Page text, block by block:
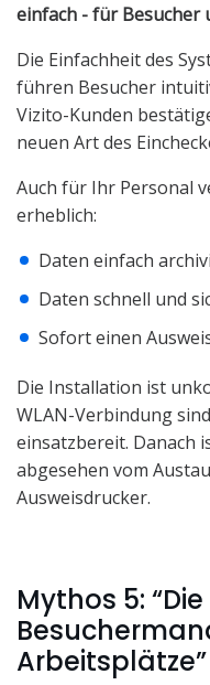
einfach - für Besucher
Die Einfachheit des
führen Besucher
Vizito-Kunden
neuen Art des
Auch für Ihr Personal
erheblich:
Daten einfach
Daten schnell und
Sofort einen
Die Installation ist
WLAN-Verbindung
einsatzbereit. Danach
abgesehen vom
Ausweisdrucker.
Mythos 5:
Arbeitsplätze”